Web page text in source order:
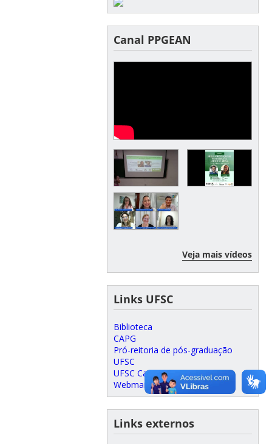
Canal PPGEAN
Veja mais vídeos
Links UFSC
Biblioteca
CAPG
Pró-reitoria de pós-graduação
UFSC
UFSC Campus Curitibanos
Webmail Acadêmicos
Links externos